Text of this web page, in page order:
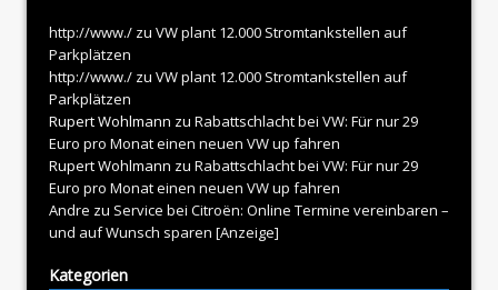
http://www./ zu VW plant 12.000 Stromtankstellen auf
Parkplätzen
http://www./ zu VW plant 12.000 Stromtankstellen auf
Parkplätzen
Rupert Wohlmann zu Rabattschlacht bei VW: Für nur 29
Euro pro Monat einen neuen VW up fahren
Rupert Wohlmann zu Rabattschlacht bei VW: Für nur 29
Euro pro Monat einen neuen VW up fahren
Andre zu Service bei Citroën: Online Termine vereinbaren –
und auf Wunsch sparen [Anzeige]
Kategorien